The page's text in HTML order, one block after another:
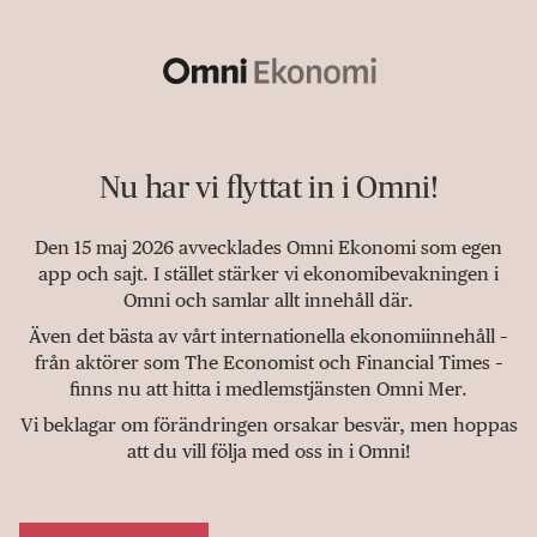
Nu har vi flyttat in i Omni!
Den 15 maj 2026 avvecklades Omni Ekonomi som egen
app och sajt. I stället stärker vi ekonomibevakningen i
Omni och samlar allt innehåll där.
Även det bästa av vårt internationella ekonomiinnehåll –
från aktörer som The Economist och Financial Times –
finns nu att hitta i medlemstjänsten Omni Mer.
Vi beklagar om förändringen orsakar besvär, men hoppas
att du vill följa med oss in i Omni!